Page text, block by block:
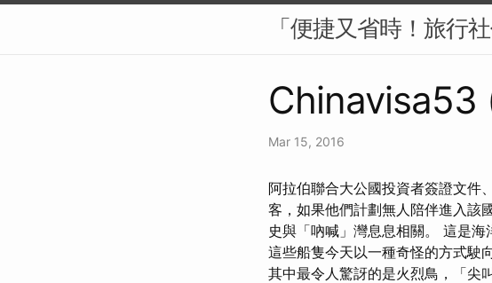
「便捷又省時！旅行
Chinavisa53
Mar 15, 2016
阿拉伯聯合大公國投資者簽證文件
客，如果他們計劃無人陪伴進入該
史與「吶喊」灣息息相關。 這是
這些船隻今天以一種奇怪的方式駛
其中最令人驚訝的是火烈鳥，「尖